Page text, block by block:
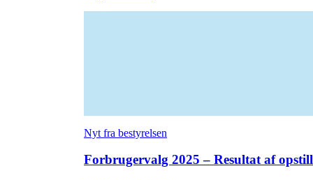
Nyt fra bestyrelsen
Forbrugervalg 2025 – Resultat af